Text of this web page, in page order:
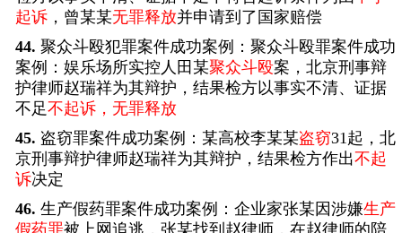
起诉 ，曾某某无罪释放并申请到了国家赔偿
44. 聚众斗殴犯罪案件成功案例：聚众斗殴罪案件成功
案例：娱乐场所实控人田某聚众斗殴案，北京刑事辩
护律师赵瑞祥为其辩护，结果检方以事实不清、证据
不足不起诉，无罪释放
45. 盗窃罪案件成功案例：某高校李某某盗窃31起，北
京刑事辩护律师赵瑞祥为其辩护，结果检方作出不起
诉决定
46. 生产假药罪案件成功案例：企业家张某因涉嫌生产